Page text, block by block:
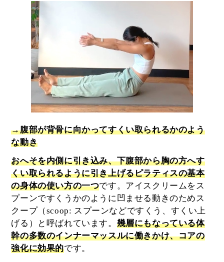
→腹部が背骨に向かってすくい取られるかのよう
な動き
おへそを内側に引き込み、下腹部から胸の方へす
くい取られるように引き上げるピラティスの基本
の身体の使い方の一つです。アイスクリームをス
プーンですくうかのように凹ませる動きのためス
クープ（scoop: スプーンなどですくう、すくい上
げる）と呼ばれています。 幾層にもなっている体
幹の多数のインナーマッスルに働きかけ、コアの
強化に効果的です。